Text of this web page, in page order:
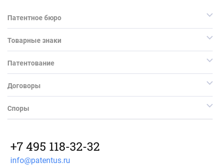
Патентное бюро
Товарные знаки
Патентование
Договоры
Споры
+7 495 118-32-32
info@patentus.ru